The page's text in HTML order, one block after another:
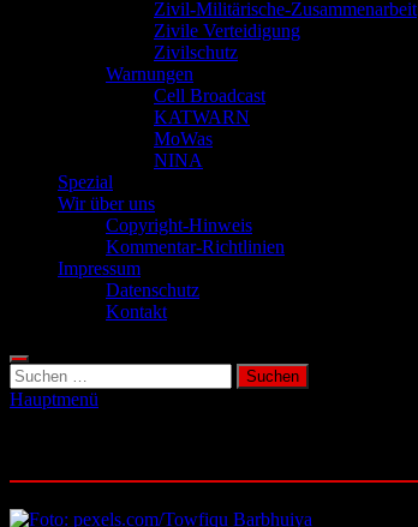
Zivil-Militärische-Zusammenarbeit
Zivile Verteidigung
Zivilschutz
Warnungen
Cell Broadcast
KATWARN
MoWas
NINA
Spezial
Wir über uns
Copyright-Hinweis
Kommentar-Richtlinien
Impressum
Datenschutz
Kontakt
Suchen
nach:
Hauptmenü